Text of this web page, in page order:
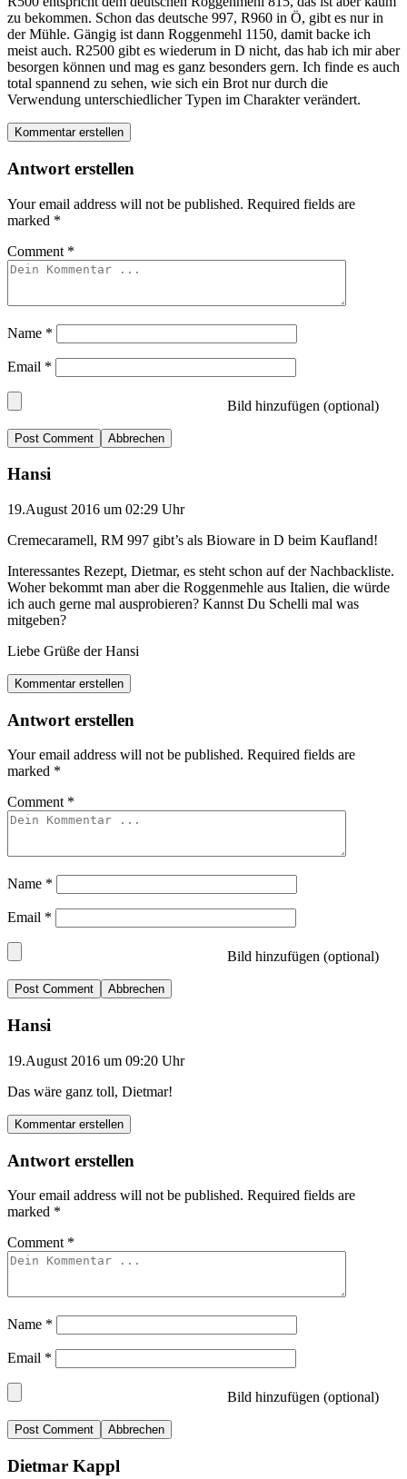
zu bekommen. Schon das deutsche 997, R960 in Ö, gibt es nur in
der Mühle. Gängig ist dann Roggenmehl 1150, damit backe ich
meist auch. R2500 gibt es wiederum in D nicht, das hab ich mir aber
besorgen können und mag es ganz besonders gern. Ich finde es auch
total spannend zu sehen, wie sich ein Brot nur durch die
Verwendung unterschiedlicher Typen im Charakter verändert.
Kommentar erstellen
Antwort erstellen
Your email address will not be published. Required fields are
marked *
Comment *
Name *
Email *
Bild hinzufügen (optional)
Abbrechen
Hansi
19.August 2016 um 02:29 Uhr
Cremecaramell, RM 997 gibt’s als Bioware in D beim Kaufland!
Interessantes Rezept, Dietmar, es steht schon auf der Nachbackliste.
Woher bekommt man aber die Roggenmehle aus Italien, die würde
ich auch gerne mal ausprobieren? Kannst Du Schelli mal was
mitgeben?
Liebe Grüße der Hansi
Kommentar erstellen
Antwort erstellen
Your email address will not be published. Required fields are
marked *
Comment *
Name *
Email *
Bild hinzufügen (optional)
Abbrechen
Hansi
19.August 2016 um 09:20 Uhr
Das wäre ganz toll, Dietmar!
Kommentar erstellen
Antwort erstellen
Your email address will not be published. Required fields are
marked *
Comment *
Name *
Email *
Bild hinzufügen (optional)
Abbrechen
Dietmar Kappl